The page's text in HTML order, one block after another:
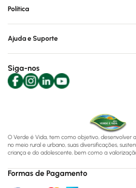
Política
Ajuda e Suporte
Siga-nos
O Verde é Vida, tem como objetivo, desenvolver
no meio rural e urbano, suas diversificações,
criança e do adolescente, bem como a
Formas de Pagamento